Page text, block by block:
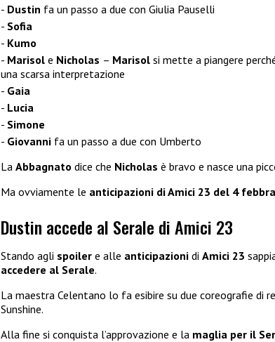
Dustin fa un passo a due con Giulia Pauselli
Sofia
Kumo
Marisol e Nicholas – Marisol si mette a piangere
una scarsa interpretazione
Gaia
Lucia
Simone
Giovanni fa un passo a due con Umberto
La Abbagnato dice che Nicholas è bravo e nasce una
Ma ovviamente le anticipazioni di Amici 23 del 4
Dustin accede al Serale di Amici 23
Stando agli spoiler e alle anticipazioni di Amici 23
accedere al Serale.
La maestra Celentano lo fa esibire su due coreografie di
Sunshine.
Alla fine si conquista l’approvazione e la maglia per il